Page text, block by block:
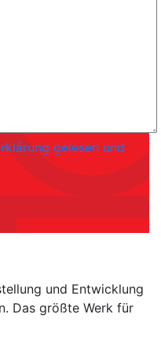
gelesen und
und Entwicklung
Das größte Werk für